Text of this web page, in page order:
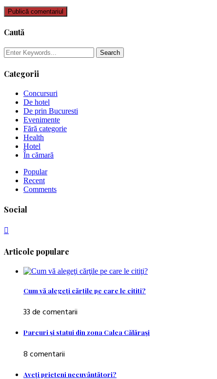
Caută
Categorii
Concursuri
De hotel
De prin Bucuresti
Evenimente
Fără categorie
Health
Hotel
În cămară
Popular
Recent
Comments
Social
Articole populare
Cum vă alegeţi cărţile pe care le citiţi?
33 de comentarii
Parcuri şi statui din zona Calea Călăraşi
8 comentarii
Aveţi prieteni necuvântători?